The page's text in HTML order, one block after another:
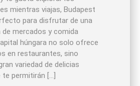
mientras viajas, Budapest
para disfrutar de una
mercados y comida
húngara no solo ofrece
en restaurantes, sino
variedad de delicias
te permitirán […]